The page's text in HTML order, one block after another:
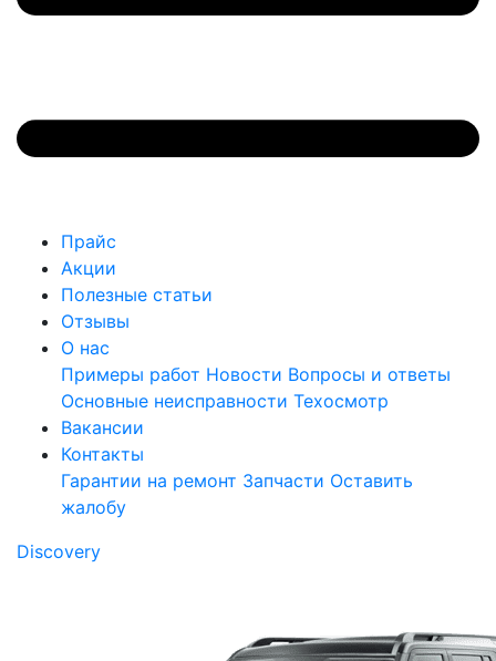
Прайс
Акции
Полезные статьи
Отзывы
О нас
Примеры работ Новости Вопросы и ответы
Основные неисправности Техосмотр
Вакансии
Контакты
Гарантии на ремонт Запчасти Оставить
жалобу
Discovery